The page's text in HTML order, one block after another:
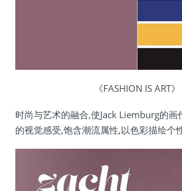
《FASHION IS ART》
时尚与艺术的融合,使Jack Liemburg的画
的视觉感受,饱含潮流属性,以色彩描绘个